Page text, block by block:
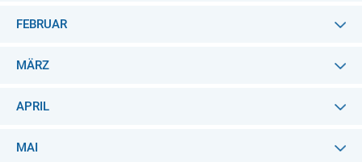
FEBRUAR
MÄRZ
APRIL
MAI